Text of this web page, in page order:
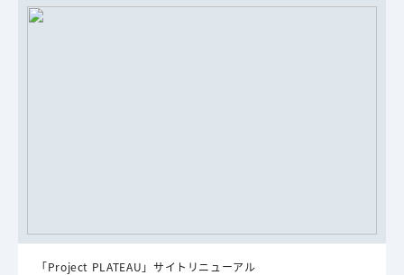
「Project PLATEAU」サイトリニューアル